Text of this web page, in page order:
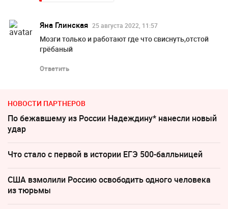
Яна Глинская 25 августа 2022, 11:57
Мозги только и работают где что свиснуть,отстой
грёбаный
Ответить
НОВОСТИ ПАРТНЕРОВ
По бежавшему из России Надеждину* нанесли новый
удар
Что стало с первой в истории ЕГЭ 500-балльницей
США взмолили Россию освободить одного человека
из тюрьмы